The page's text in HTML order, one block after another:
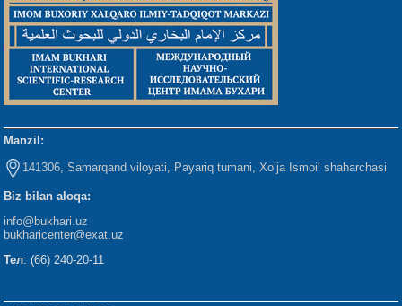
Manzil:
141306, Samarqand viloyati, Payariq tumani, Xo‘ja Ismoil shaharchasi
Biz bilan aloqa:
info@bukhari.uz
bukharicenter@exat.uz
Тел: (66) 240-20-11